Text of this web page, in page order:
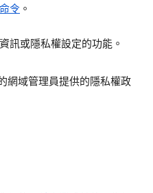
令 。
訊或隱私權設定的功能。
網域管理員提供的隱私權政